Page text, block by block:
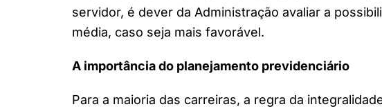
servidor, é dever da Administração avaliar a
média, caso seja mais favorável.
A importância do planejamento previdenciário
Para a maioria das carreiras, a regra da